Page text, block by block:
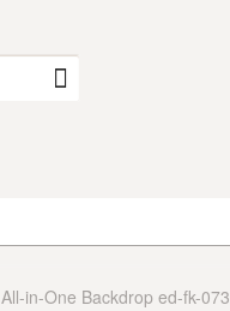
All-in-One Backdrop ed-fk-073